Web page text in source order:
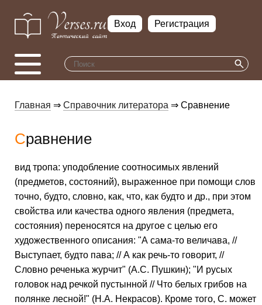
Вход Регистрация
Главная ⇒ Справочник литератора ⇒ Сравнение
Сравнение
вид тропа: уподобление соотносимых явлений
(предметов, состояний), выраженное при помощи слов
точно, будто, словно, как, что, как будто и др., при этом
свойства или качества одного явления (предмета,
состояния) переносятся на другое с целью его
художественного описания: "А сама-то величава, //
Выступает, будто пава; // А как речь-то говорит, //
Словно реченька журчит" (А.С. Пушкин); "И русых
головок над речкой пустынной // Что белых грибов на
полянке лесной!" (Н.А. Некрасов). Кроме того, С. может